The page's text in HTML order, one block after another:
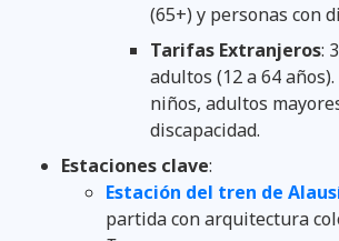
(65+) y personas con
Tarifas Extranjeros:
adultos (12 a 64
niños, adultos
discapacidad.
Estaciones clave:
Estación del tren de
partida con arquitectura